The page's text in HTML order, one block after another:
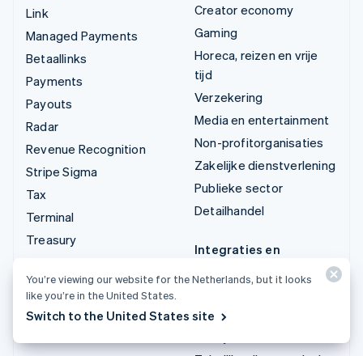
Link
Managed Payments
Betaallinks
Payments
Payouts
Radar
Revenue Recognition
Stripe Sigma
Tax
Terminal
Treasury
Creator economy
Gaming
Horeca, reizen en vrije
tijd
Verzekering
Media en entertainment
Non-profitorganisaties
Zakelijke dienstverlening
Publieke sector
Detailhandel
Integraties en
Stripe Partner-
You’re viewing our website for the Netherlands, but it looks
like you’re in the United States.
Switch to the United States site